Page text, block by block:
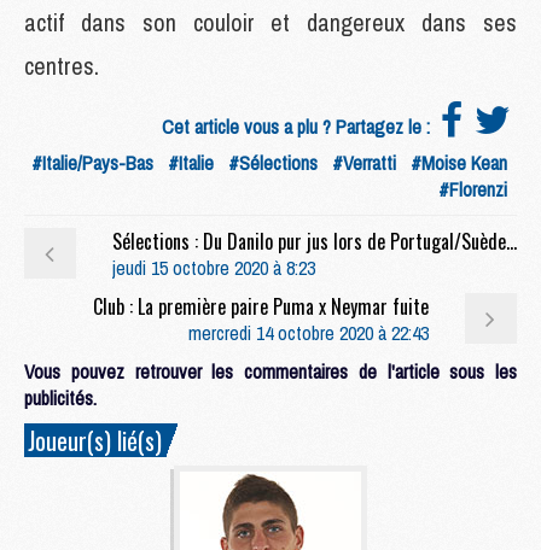
actif dans son couloir et dangereux dans ses
centres.
Cet article vous a plu ? Partagez le :
#Italie/Pays-Bas #Italie #Sélections #Verratti #Moise Kean
#Florenzi
Sélections : Du Danilo pur jus lors de Portugal/Suède (3-0)
jeudi 15 octobre 2020 à 8:23
Club : La première paire Puma x Neymar fuite
mercredi 14 octobre 2020 à 22:43
Vous pouvez retrouver les commentaires de l'article sous les
publicités.
Joueur(s) lié(s)